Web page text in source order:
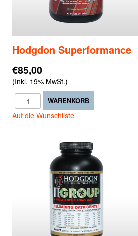
Hodgdon Superformance
€85,00
(Inkl. 19% MwSt.)
Auf die Wunschliste